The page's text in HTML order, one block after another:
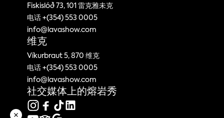
Fiskislóð 73, 101 雷克雅未克
电话 +(354) 553 0005
info@lavashow.com
维克
Víkurbraut 5, 870 维克
电话 +(354) 553 0005
info@lavashow.com
社交媒体上的熔岩秀